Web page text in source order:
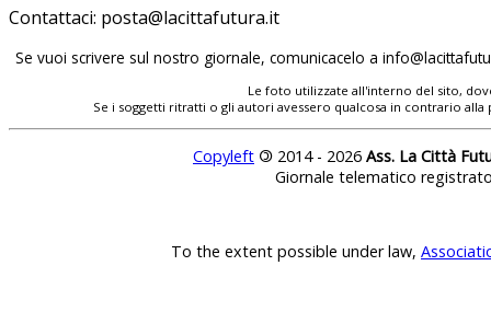
Contattaci:
Se vuoi scrivere sul nostro giornale, comunicacelo a
Le foto utilizzate all'interno del sito,
Se i soggetti ritratti o gli autori avessero qualcosa in contrario
Copyleft © 2014 - 2026 Ass. La Città
Giornale telematico
To the extent possible under law,